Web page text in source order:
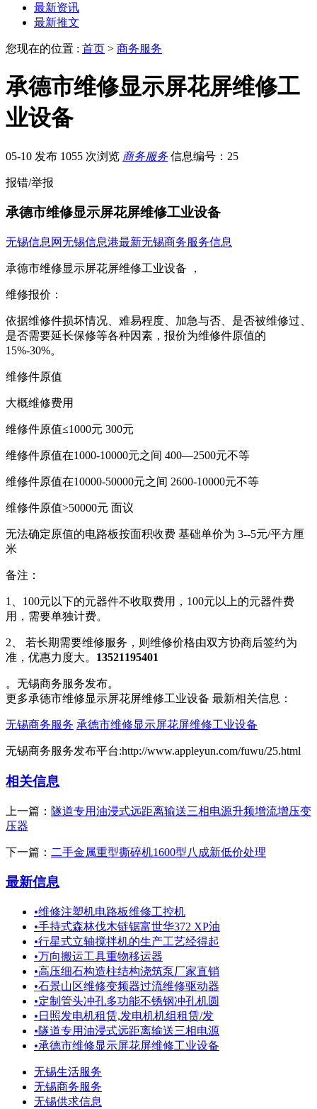
最新资讯
最新推文
您现在的位置 : 首页 > 商务服务
承德市维修显示屏花屏维修工
业设备
05-10 发布 1055 次浏览 商务服务 信息编号：25
报错/举报
承德市维修显示屏花屏维修工业设备
无锡信息网无锡信息港最新无锡商务服务信息
承德市维修显示屏花屏维修工业设备 ，
维修报价：
依据维修件损坏情况、难易程度、加急与否、是否被维修过、
是否需要延长保修等各种因素，报价为维修件原值的
15%-30%。
维修件原值
大概维修费用
维修件原值≤1000元 300元
维修件原值在1000-10000元之间 400—2500元不等
维修件原值在10000-50000元之间 2600-10000元不等
维修件原值>50000元 面议
无法确定原值的电路板按面积收费 基础单价为 3--5元/平方厘
米
备注：
1、100元以下的元器件不收取费用，100元以上的元器件费
用，需要单独计费。
2、 若长期需要维修服务，则维修价格由双方协商后签约为
准，优惠力度大。 13521195401
。无锡商务服务发布。
更多承德市维修显示屏花屏维修工业设备 最新相关信息：
无锡商务服务 承德市维修显示屏花屏维修工业设备
无锡商务服务发布平台:http://www.appleyun.com/fuwu/25.html
相关信息
上一篇： 隧道专用油浸式远距离输送三相电源升频增流增压变
压器
下一篇： 二手金属重型撕碎机1600型八成新低价处理
最新信息
•维修注塑机电路板维修工控机
•手持式森林伐木链锯富世华372 XP油
•行星式立轴搅拌机的生产工艺经得起
•万向搬运工具重物移运器
•高压细石构造柱结构浇筑泵厂家直销
•石景山区维修变频器过流维修驱动器
•定制管头冲孔多功能不锈钢冲孔机圆
• 日照发电机租赁,发电机机组租赁/发
•隧道专用油浸式远距离输送三相电源
•承德市维修显示屏花屏维修工业设备
无锡生活服务
无锡商务服务
无锡供求信息